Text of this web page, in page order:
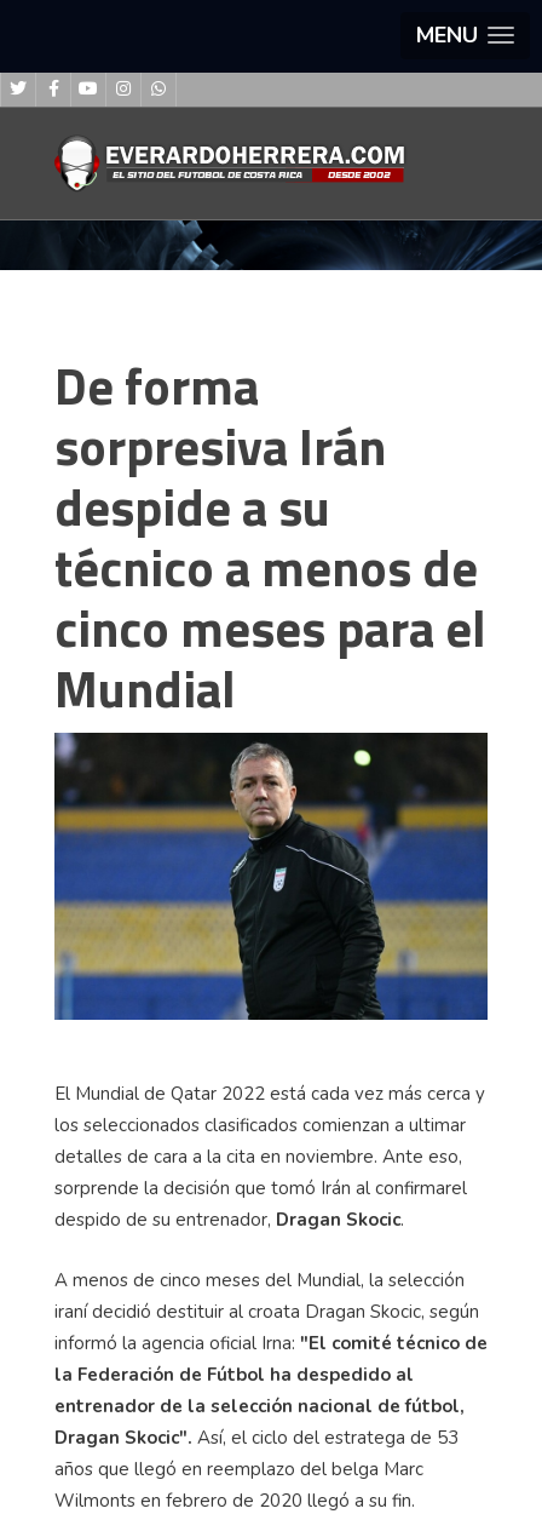
MENU
De forma
sorpresiva Irán
despide a su
técnico a menos de
cinco meses para el
Mundial
El Mundial de Qatar 2022 está cada vez más cerca y
los seleccionados clasificados comienzan a ultimar
detalles de cara a la cita en noviembre. Ante eso,
sorprende la decisión que tomó Irán al confirmarel
despido de su entrenador, Dragan Skocic.
A menos de cinco meses del Mundial, la selección
iraní decidió destituir al croata Dragan Skocic, según
informó la agencia oficial Irna: "El comité técnico de
la Federación de Fútbol ha despedido al
entrenador de la selección nacional de fútbol,
Dragan Skocic". Así, el ciclo del estratega de 53
años que llegó en reemplazo del belga Marc
Wilmonts en febrero de 2020 llegó a su fin.